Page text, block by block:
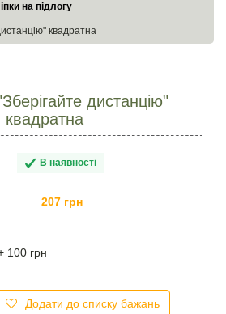
на підлогу
квадратна
дистанцію"
квадратна
В наявності
207 грн
100 грн
Додати до списку бажань